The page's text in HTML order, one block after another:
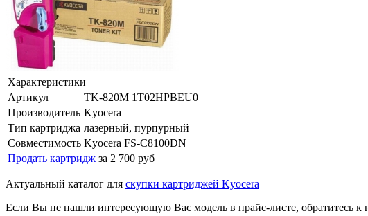
Характеристики
Артикул
TK-820M 1T02HPBEU0
Производитель Kyocera
Тип картриджа лазерный, пурпурный
Совместимость Kyocera FS-C8100DN
Продать картридж за 2 700 руб
Актуальный каталог для скупки картриджей Kyocera
Если Вы не нашли интересующую Вас модель в прайс-листе, обратитесь